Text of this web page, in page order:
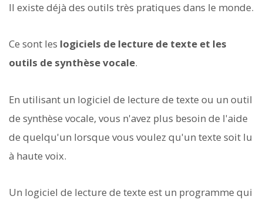
Il existe déjà des outils très pratiques dans le monde.
Ce sont les logiciels de lecture de texte et les
outils de synthèse vocale.
En utilisant un logiciel de lecture de texte ou un outil
de synthèse vocale, vous n'avez plus besoin de l'aide
de quelqu'un lorsque vous voulez qu'un texte soit lu
à haute voix.
Un logiciel de lecture de texte est un programme qui